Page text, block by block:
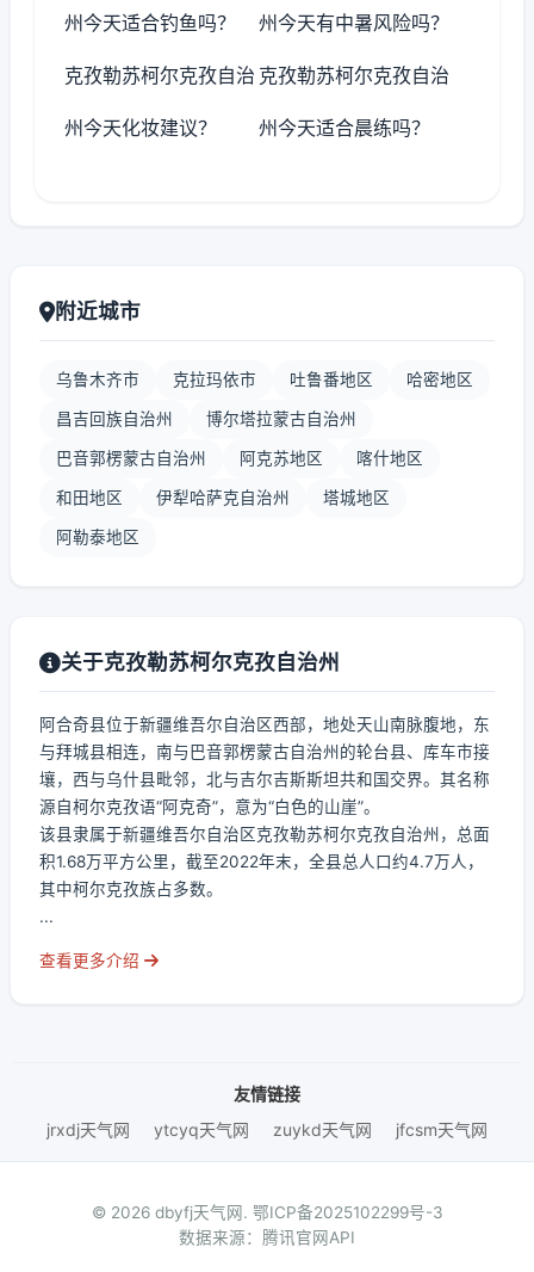
州今天适合钓鱼吗？ 州今天有中暑风险吗？
克孜勒苏柯尔克孜自治
州今天化妆建议？
克孜勒苏柯尔克孜自治
州今天适合晨练吗？
附近城市
乌鲁木齐市 克拉玛依市 吐鲁番地区 哈密地区
昌吉回族自治州 博尔塔拉蒙古自治州
巴音郭楞蒙古自治州 阿克苏地区 喀什地区
和田地区 伊犁哈萨克自治州 塔城地区
阿勒泰地区
关于克孜勒苏柯尔克孜自治州
阿合奇县位于新疆维吾尔自治区西部，地处天山南脉腹地，东
与拜城县相连，南与巴音郭楞蒙古自治州的轮台县、库车市接
壤，西与乌什县毗邻，北与吉尔吉斯斯坦共和国交界。其名称
源自柯尔克孜语“阿克奇”，意为“白色的山崖”。
该县隶属于新疆维吾尔自治区克孜勒苏柯尔克孜自治州，总面
积1.68万平方公里，截至2022年末，全县总人口约4.7万人，
其中柯尔克孜族占多数。
...
查看更多介绍
友情链接
jrxdj天气网
ytcyq天气网 zuykd天气网 jfcsm天气网
© 2026 dbyfj天气网. 鄂ICP备2025102299号-3
数据来源：腾讯官网API